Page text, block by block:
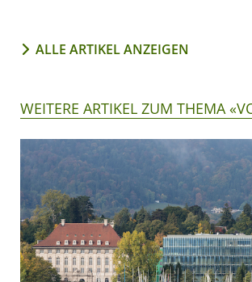
ALLE ARTIKEL ANZEIGEN
WEITERE ARTIKEL ZUM THEMA